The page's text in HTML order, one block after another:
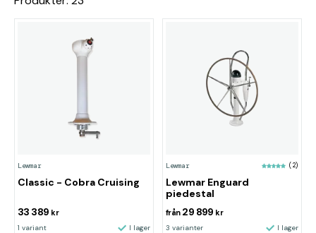
Lewmar
Classic - Cobra Cruising
33 389 kr
1 variant I lager
Lewmar (2)
Lewmar Enguard
piedestal
från 29 899 kr
3 varianter I lager